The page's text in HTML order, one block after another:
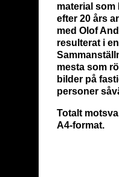
material som
efter 20 års
med Olof
resulterat i
mesta som
bilder på
personer
Totalt
A4-format.